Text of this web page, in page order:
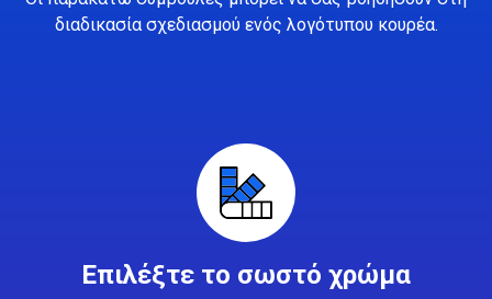
διαδικασία σχεδιασμού ενός λογότυπου κουρέα.
Επιλέξτε το σωστό χρώμα